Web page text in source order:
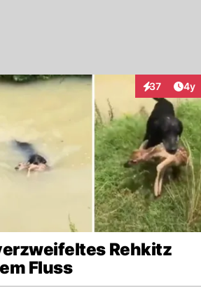
37
Interaktionen
4y
Rehkitz
Fluss